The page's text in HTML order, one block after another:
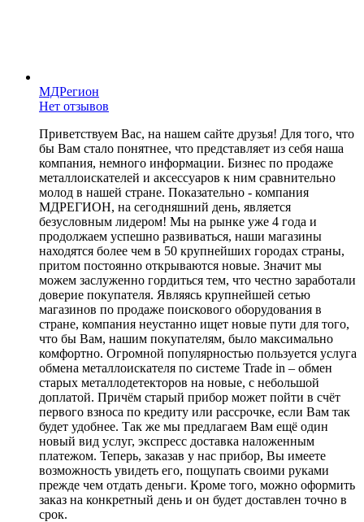
МДРегион
Нет отзывов
Приветствуем Вас, на нашем сайте друзья! Для того, что
бы Вам стало понятнее, что представляет из себя наша
компания, немного информации. Бизнес по продаже
металлоискателей и аксессуаров к ним сравнительно
молод в нашей стране. Показательно - компания
МДРЕГИОН, на сегодняшний день, является
безусловным лидером! Мы на рынке уже 4 года и
продолжаем успешно развиваться, наши магазины
находятся более чем в 50 крупнейших городах страны,
притом постоянно открываются новые. Значит мы
можем заслуженно гордиться тем, что честно заработали
доверие покупателя. Являясь крупнейшей сетью
магазинов по продаже поискового оборудования в
стране, компания неустанно ищет новые пути для того,
что бы Вам, нашим покупателям, было максимально
комфортно. Огромной популярностью пользуется услуга
обмена металлоискателя по системе Trade in – обмен
старых металлодетекторов на новые, с небольшой
доплатой. Причём старый прибор может пойти в счёт
первого взноса по кредиту или рассрочке, если Вам так
будет удобнее. Так же мы предлагаем Вам ещё один
новый вид услуг, экспресс доставка наложенным
платежом. Теперь, заказав у нас прибор, Вы имеете
возможность увидеть его, пощупать своими руками
прежде чем отдать деньги. Кроме того, можно оформить
заказ на конкретный день и он будет доставлен точно в
срок.